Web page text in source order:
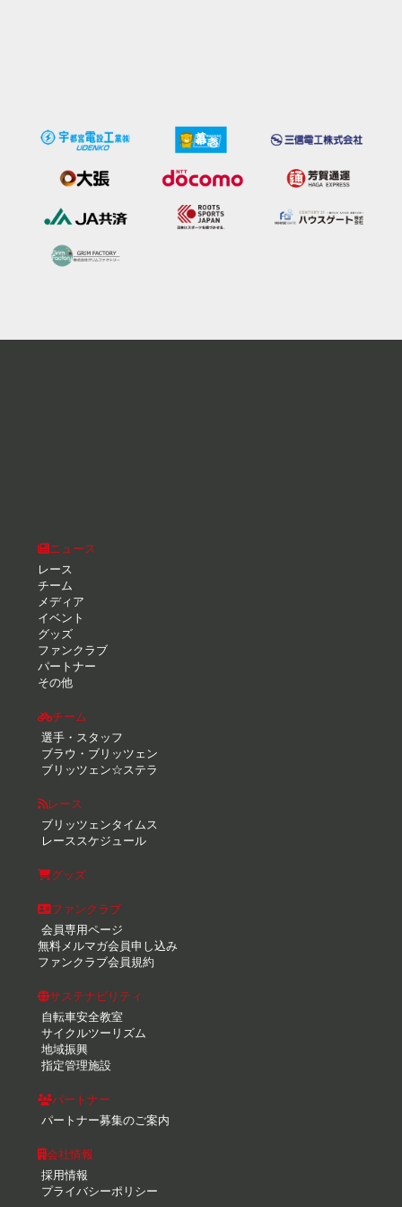
ニュース
レース
チーム
メディア
イベント
グッズ
ファンクラブ
パートナー
その他
チーム
選手・スタッフ
ブラウ・ブリッツェン
ブリッツェン☆ステラ
レース
ブリッツェンタイムス
レーススケジュール
グッズ
ファンクラブ
会員専用ページ
無料メルマガ会員申し込み
ファンクラブ会員規約
サステナビリティ
自転車安全教室
サイクルツーリズム
地域振興
指定管理施設
パートナー
パートナー募集のご案内
会社情報
採用情報
プライバシーポリシー